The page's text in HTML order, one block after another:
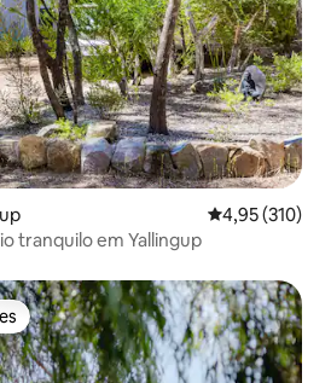
4,95 de uma
4,95 (310)
tranquilo em Yallingup